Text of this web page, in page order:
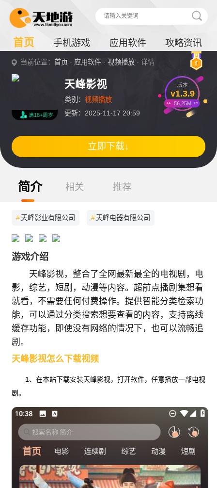
首页 手机游戏 应用软件 攻略资讯
当前位置：首页 - 应用软件 -视频播放 - 详情
满18+周岁
天峰影视
类别： 视频播放
更新：2025-11-17 20:59
版本
v1.3.9
56.25M
立即下载↓
简介 相关 推荐
#天峰影业有限公司 #天峰电器有限公司
游戏介绍
天峰影视，整合了全网最新最全的电视剧，电
影，综艺，短剧，动漫等内容。超前点播剧集想看
就看，不需要任何付费操作。提供智能分类检索功
能，可以通过分类搜索想要查看的内容，支持离线
缓存功能，即使没有网络的情况下，也可以流畅追
剧。
天峰影视怎么下载视频
1、在本站下载安装天峰影视，打开软件，任意播放一部电视
剧。